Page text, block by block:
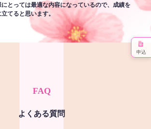
とっては最適な内容になっているので、成績を
てると思います。
FAQ
よくある質問
申込